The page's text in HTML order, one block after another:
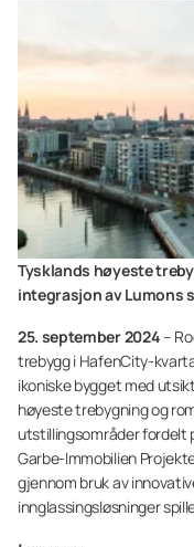
Tysklands høyeste
integrasjon av Lumons
25. september 2024–
trebygg i HafenCity-
ikoniske bygget med
høyeste trebygning og
utstillingsområder fordelt
Garbe-Immobilien
gjennom bruk av
innglassingsløsninger